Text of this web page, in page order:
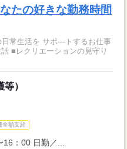
たの好きな勤務時間
日常生活を サポ―トするお仕事
）
全額支給
16：00 日勤／...